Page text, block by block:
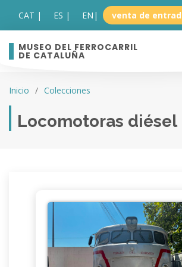
CAT | ES | EN | venta de
MUSEO DEL FERROCARRIL
DE CATALUÑA
Inicio Colecciones
Locomotoras diésel